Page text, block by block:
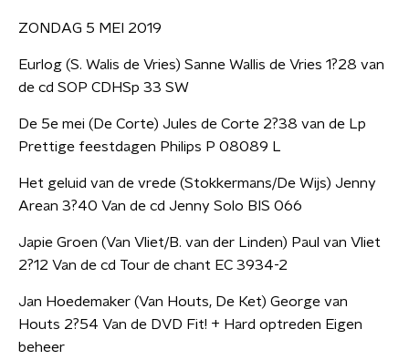
ZONDAG 5 MEI 2019
Eurlog (S. Walis de Vries) Sanne Wallis de Vries 1?28 van
de cd SOP CDHSp 33 SW
De 5e mei (De Corte) Jules de Corte 2?38 van de Lp
Prettige feestdagen Philips P 08089 L
Het geluid van de vrede (Stokkermans/De Wijs) Jenny
Arean 3?40 Van de cd Jenny Solo BIS 066
Japie Groen (Van Vliet/B. van der Linden) Paul van Vliet
2?12 Van de cd Tour de chant EC 3934-2
Jan Hoedemaker (Van Houts, De Ket) George van
Houts 2?54 Van de DVD Fit! + Hard optreden Eigen
beheer